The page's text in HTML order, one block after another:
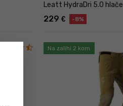
Leatt HydraDri 5.0
229 € -8%
Na zalihi 2 kom